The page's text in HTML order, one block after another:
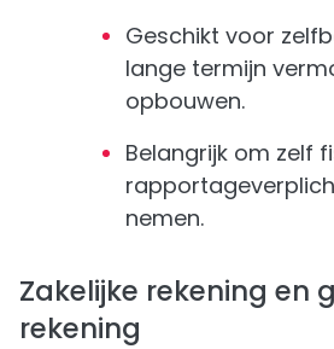
Geschikt voor
lange termijn
opbouwen.
Belangrijk om zelf
nemen.
Zakelijke rekening en
rekening